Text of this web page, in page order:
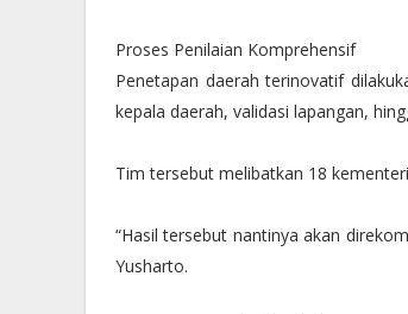
Proses Penilaian Komprehensif
Penetapan daerah terinovatif
kepala daerah, validasi lapangan,
Tim tersebut melibatkan 18
“Hasil tersebut nantinya akan
Yusharto.